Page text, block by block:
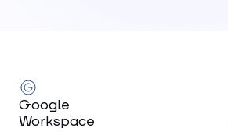
Google
Workspace